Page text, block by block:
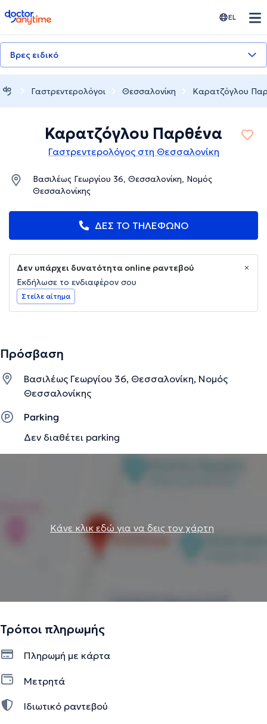
doctoranytime EL
Βρες ειδικό
Γαστρεντερολόγοι Θεσσαλονίκη Καρατζόγλου
Καρατζόγλου Παρθένα
Γαστρεντερολόγος στη Θεσσαλονίκη
Βασιλέως Γεωργίου 36, Θεσσαλονίκη, Νομός
Θεσσαλονίκης
ΔΕΣ ΤΟ ΤΗΛΕΦΩΝΟ
Δεν υπάρχει δυνατότητα online ραντεβού
Εκδήλωσε το ενδιαφέρον σου
Στείλε αίτημα
Πρόσβαση
Βασιλέως Γεωργίου 36, Θεσσαλονίκη, Νομός
Θεσσαλονίκης
Parking
Δεν διαθέτει parking
Κάνε κλικ εδώ για να δεις τον χάρτη
Τρόποι πληρωμής
Πληρωμή με κάρτα
Μετρητά
Ιδιωτικό ραντεβού